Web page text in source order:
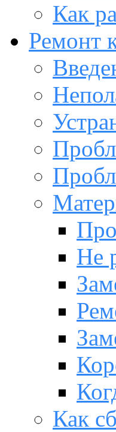
Как
Ремонт
Не
Как